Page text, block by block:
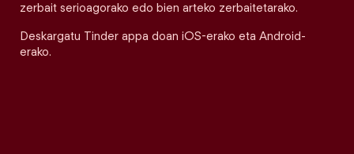
zerbait serioagorako edo bien arteko zerbaitetarako.
Deskargatu Tinder appa doan iOS-erako eta Android-
erako.